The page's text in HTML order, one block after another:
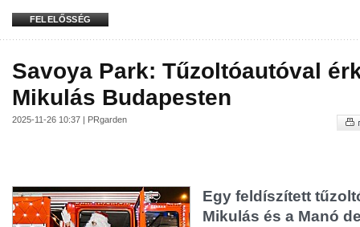
FELELŐSSÉG
Savoya Park: Tűzoltóautóval
Mikulás Budapesten
2025-11-26 10:37 | PRgarden
Egy feldíszített
Mikulás és a Manó